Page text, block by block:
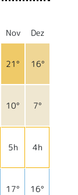
Nov Dez
21° 16°
10° 7°
5h 4h
17° 16°